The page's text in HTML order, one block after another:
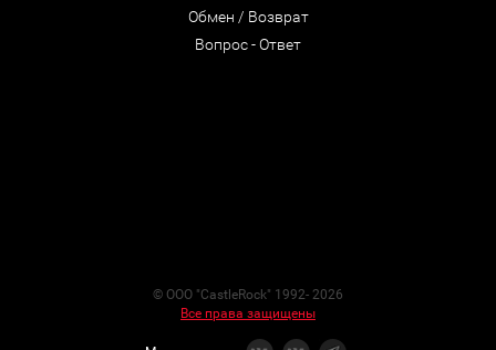
Обмен / Возврат
Вопрос - Ответ
© ООО "CastleRock" 1992- 2026
Все права защищены